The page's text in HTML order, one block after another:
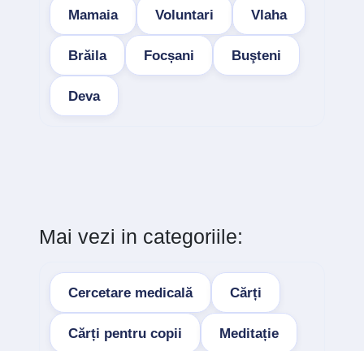
Mamaia Voluntari Vlaha
Brăila Focșani Buşteni
Deva
Mai vezi in categoriile:
Cercetare medicală Cărți
Cărți pentru copii Meditație